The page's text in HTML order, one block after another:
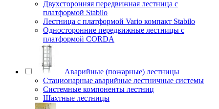
Двухсторонняя передвижная лестница с
платформой Stabilo
Лестница с платформой Vario компакт Stabilo
Односторонние передвижные лестницы с
платформой CORDA
Аварийные (пожарные) лестницы
Стационарные аварийные лестничные системы
Системные компоненты лестниц
Шахтные лестницы